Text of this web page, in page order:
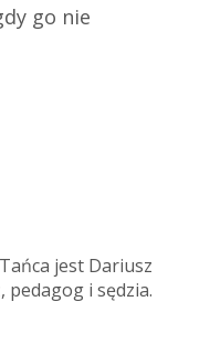
go nie
jest Dariusz
i sędzia.